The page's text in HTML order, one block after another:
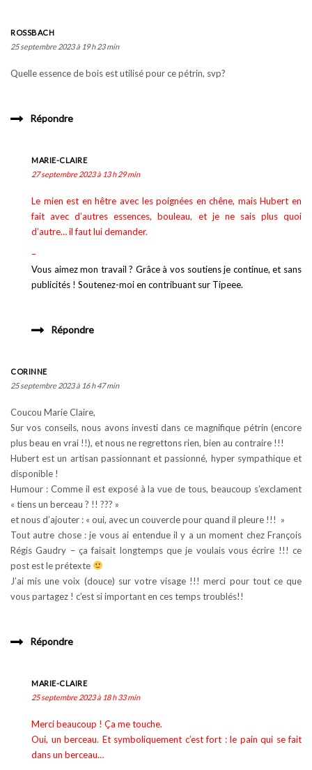
ROSSBACH
25 septembre 2023 à 19 h 23 min
Quelle essence de bois est utilisé pour ce pétrin, svp?
Répondre
MARIE-CLAIRE
27 septembre 2023 à 13 h 29 min
Le mien est en hêtre avec les poignées en chêne, mais Hubert en
fait avec d’autres essences, bouleau, et je ne sais plus quoi
d’autre… il faut lui demander.
–
Vous aimez mon travail ? Grâce à vos soutiens je continue, et sans
publicités ! Soutenez-moi en contribuant sur Tipeee.
Répondre
CORINNE
25 septembre 2023 à 16 h 47 min
Coucou Marie Claire,
Sur vos conseils, nous avons investi dans ce magnifique pétrin (encore
plus beau en vrai !!), et nous ne regrettons rien, bien au contraire !!!
Hubert est un artisan passionnant et passionné, hyper sympathique et
disponible !
Humour : Comme il est exposé à la vue de tous, beaucoup s’exclament
« tiens un berceau ? !! ??? »
et nous d’ajouter : « oui, avec un couvercle pour quand il pleure !!! »
Tout autre chose : je vous ai entendue il y a un moment chez François
Régis Gaudry – ça faisait longtemps que je voulais vous écrire !!! ce
post est le prétexte
J’ai mis une voix (douce) sur votre visage !!! merci pour tout ce que
vous partagez ! c’est si important en ces temps troublés!!
Répondre
MARIE-CLAIRE
25 septembre 2023 à 18 h 33 min
Merci beaucoup ! Ça me touche.
Oui, un berceau. Et symboliquement c’est fort : le pain qui se fait
dans un berceau…